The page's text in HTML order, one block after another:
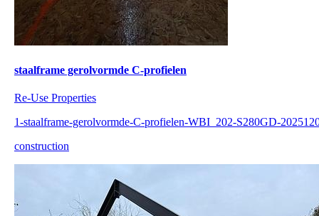
staalframe gerolvormde C-profielen
Re-Use Properties
1-staalframe-gerolvormde-C-profielen-WBI_202-S280GD-
construction